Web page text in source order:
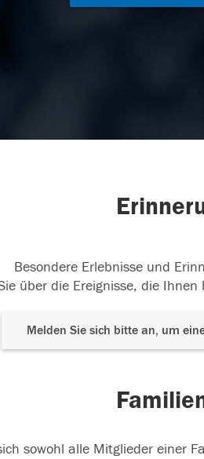
Besondere Erlebnisse und
über die Ereignisse, die
Melden Sie sich bitte an, um
sowohl alle Mitglieder einer